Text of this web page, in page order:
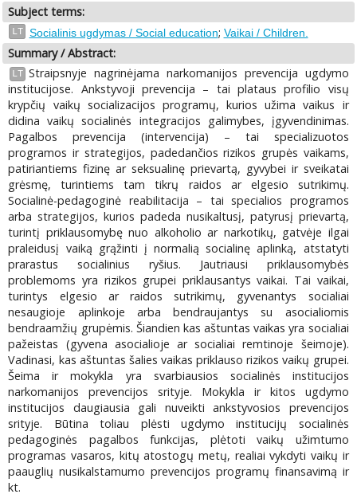
Subject terms:
LT Socialinis ugdymas / Social education; Vaikai / Children.
Summary / Abstract:
LT Straipsnyje nagrinėjama narkomanijos prevencija ugdymo
institucijose. Ankstyvoji prevencija – tai plataus profilio visų
krypčių vaikų socializacijos programų, kurios užima vaikus ir
didina vaikų socialinės integracijos galimybes, įgyvendinimas.
Pagalbos prevencija (intervencija) – tai specializuotos
programos ir strategijos, padedančios rizikos grupės vaikams,
patiriantiems fizinę ar seksualinę prievartą, gyvybei ir sveikatai
grėsmę, turintiems tam tikrų raidos ar elgesio sutrikimų.
Socialinė-pedagoginė reabilitacija – tai specialios programos
arba strategijos, kurios padeda nusikaltusį, patyrusį prievartą,
turintį priklausomybę nuo alkoholio ar narkotikų, gatvėje ilgai
praleidusį vaiką grąžinti į normalią socialinę aplinką, atstatyti
prarastus socialinius ryšius. Jautriausi priklausomybės
problemoms yra rizikos grupei priklausantys vaikai. Tai vaikai,
turintys elgesio ar raidos sutrikimų, gyvenantys socialiai
nesaugioje aplinkoje arba bendraujantys su asocialiomis
bendraamžių grupėmis. Šiandien kas aštuntas vaikas yra socialiai
pažeistas (gyvena asocialioje ar socialiai remtinoje šeimoje).
Vadinasi, kas aštuntas šalies vaikas priklauso rizikos vaikų grupei.
Šeima ir mokykla yra svarbiausios socialinės institucijos
narkomanijos prevencijos srityje. Mokykla ir kitos ugdymo
institucijos daugiausia gali nuveikti ankstyvosios prevencijos
srityje. Būtina toliau plėsti ugdymo institucijų socialinės
pedagoginės pagalbos funkcijas, plėtoti vaikų užimtumo
programas vasaros, kitų atostogų metų, realiai vykdyti vaikų ir
paauglių nusikalstamumo prevencijos programų finansavimą ir
kt.